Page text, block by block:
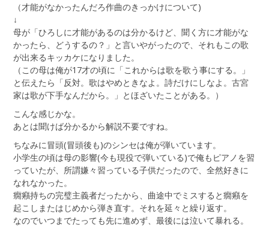
（才能がなかったんだろ作曲のきっかけについて)
↓
母が「ひろしに才能があるのは分かるけど、聞く方に才能がな
かったら、どうするの？」と言いやがったので、それもこの歌
が出来るキッカケになりました。
（この母は俺が17才の頃に「これからは歌を歌う事にする。」
と伝えたら「反対。歌はやめときなよ。詩だけにしなよ。古宮
家は歌が下手なんだから。」とほざいたことがある。）
こんな感じかな。
あとは聞けば分かるから解説不要ですね。
ちなみに冒頭(冒頭後も)のシンセは俺が弾いています。
小学生の頃は母の影響(今も現役で弾いている)で俺もピアノを習
っていたが、所謂嫌々習っている子供だったので、全然好きに
なれなかった。
癇癪持ちの完璧主義者だったから、曲途中でミスすると癇癪を
起こしまたはじめから弾き直す。それを延々と繰り返す。
なのでいつまでたっても先に進めず、最後には泣いて暴れる。